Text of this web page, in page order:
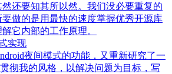
还要知其所以然。我们没必要重复的
做的是用最快的速度掌握优秀开源库
它内部的工作原理。
实现
夜间模式的功能，又重新研究了一
彻我的风格，以解决问题为目标，写